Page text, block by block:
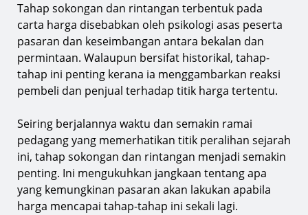
Tahap sokongan dan rintangan terbentuk pada
carta harga disebabkan oleh psikologi asas peserta
pasaran dan keseimbangan antara bekalan dan
permintaan. Walaupun bersifat historikal, tahap-
tahap ini penting kerana ia menggambarkan reaksi
pembeli dan penjual terhadap titik harga tertentu.
Seiring berjalannya waktu dan semakin ramai
pedagang yang memerhatikan titik peralihan sejarah
ini, tahap sokongan dan rintangan menjadi semakin
penting. Ini mengukuhkan jangkaan tentang apa
yang kemungkinan pasaran akan lakukan apabila
harga mencapai tahap-tahap ini sekali lagi.